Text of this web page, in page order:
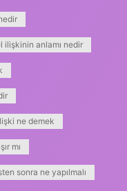
ilişkinin anlamı nedir
ne demek
mı
sonra ne yapılmalı